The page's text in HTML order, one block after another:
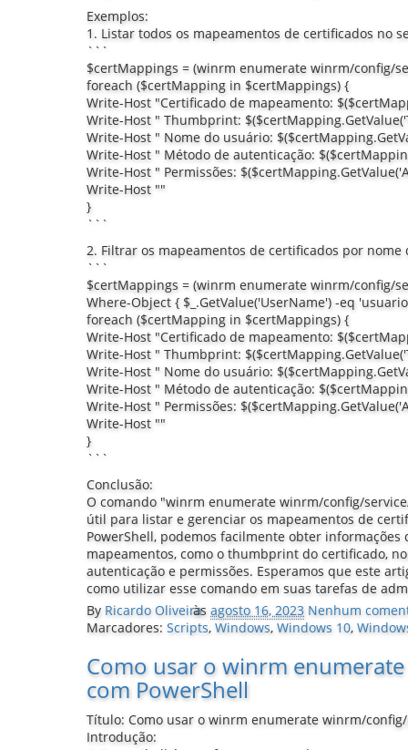
Exemplos:
1. Listar todos os mapeamentos de certificados no
```
$certMappings = (winrm enumerate winrm/config/
foreach ($certMapping in $certMappings) {
Write-Host "Certificado de mapeamento:
Write-Host " Thumbprint:
Write-Host " Nome do usuário:
Write-Host " Método de autenticação:
Write-Host " Permissões:
Write-Host ""
}
```
2. Filtrar os mapeamentos de certificados por nome
```
$certMappings = (winrm enumerate winrm/config/
Where-Object { $_.GetValue('UserName') -eq
foreach ($certMapping in $certMappings) {
Write-Host "Certificado de mapeamento:
Write-Host " Thumbprint:
Write-Host " Nome do usuário:
Write-Host " Método de autenticação:
Write-Host " Permissões:
Write-Host ""
}
```
Conclusão:
O comando "winrm enumerate winrm/config/
útil para listar e gerenciar os mapeamentos de
PowerShell, podemos facilmente obter informações
mapeamentos, como o thumbprint do certificado,
autenticação e permissões. Esperamos que este
como utilizar esse comando em suas tarefas de
By Ricardo Oliveira
às agosto 16, 2023 Nenhum
Marcadores: Scripts, Windows, Windows 10,
Como usar o winrm
com PowerShell
Título: Como usar o winrm enumerate winrm/
Introdução: